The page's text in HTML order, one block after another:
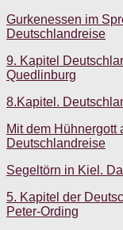
Gurkenessen im
Deutschlandreise
9. Kapitel
Quedlinburg
8.Kapitel.
Mit dem Hühnergott
Deutschlandreise
Segeltörn in Kiel.
5. Kapitel der
Peter-Ording